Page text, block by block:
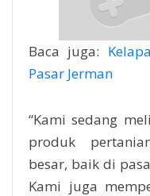
Baca juga:
Pasar Jerman
“Kami sedang
produk
besar, baik di
Kami juga